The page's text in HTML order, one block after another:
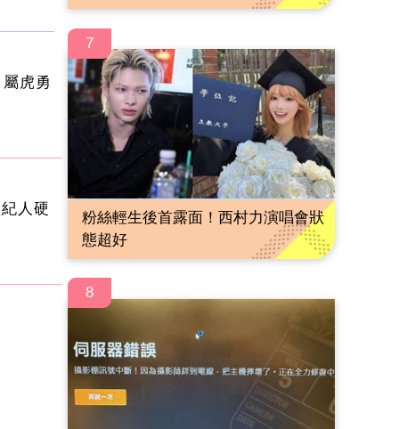
虎勇
人硬
7
粉絲輕生後首露面！西村力演唱會狀
態超好
8